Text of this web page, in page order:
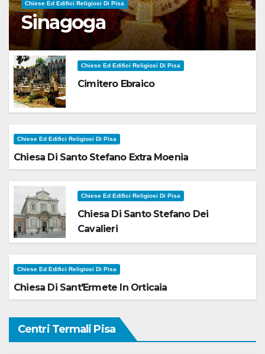
Chiese Ed Edifici Religiosi Di Pisa
Sinagoga
Chiese Ed Edifici Religiosi Di Pisa
Cimitero Ebraico
Chiese Ed Edifici Religiosi Di Pisa
Chiesa Di Santo Stefano Extra Moenia
Chiese Ed Edifici Religiosi Di Pisa
Chiesa Di Santo Stefano Dei
Cavalieri
Chiese Ed Edifici Religiosi Di Pisa
Chiesa Di Sant'Ermete In Orticaia
Centri Termali Pisa